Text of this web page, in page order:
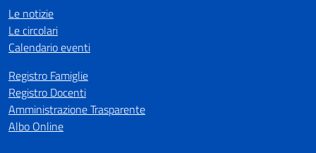
Le notizie
Le circolari
Calendario eventi
Registro Famiglie
Registro Docenti
Amministrazione Trasparente
Albo Online